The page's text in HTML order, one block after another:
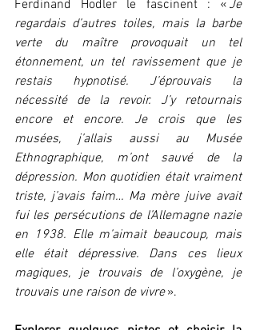
Ferdinand Hodler le fascinent : « Je
regardais d’autres toiles, mais la barbe
verte du maître provoquait un tel
étonnement, un tel ravissement que je
restais hypnotisé. J’éprouvais la
nécessité de la revoir. J’y retournais
encore et encore. Je crois que les
musées, j’allais aussi au Musée
Ethnographique, m’ont sauvé de la
dépression. Mon quotidien était vraiment
triste, j’avais faim… Ma mère juive avait
fui les persécutions de l’Allemagne nazie
en 1938. Elle m’aimait beaucoup, mais
elle était dépressive. Dans ces lieux
magiques, je trouvais de l’oxygène, je
trouvais une raison de vivre ».